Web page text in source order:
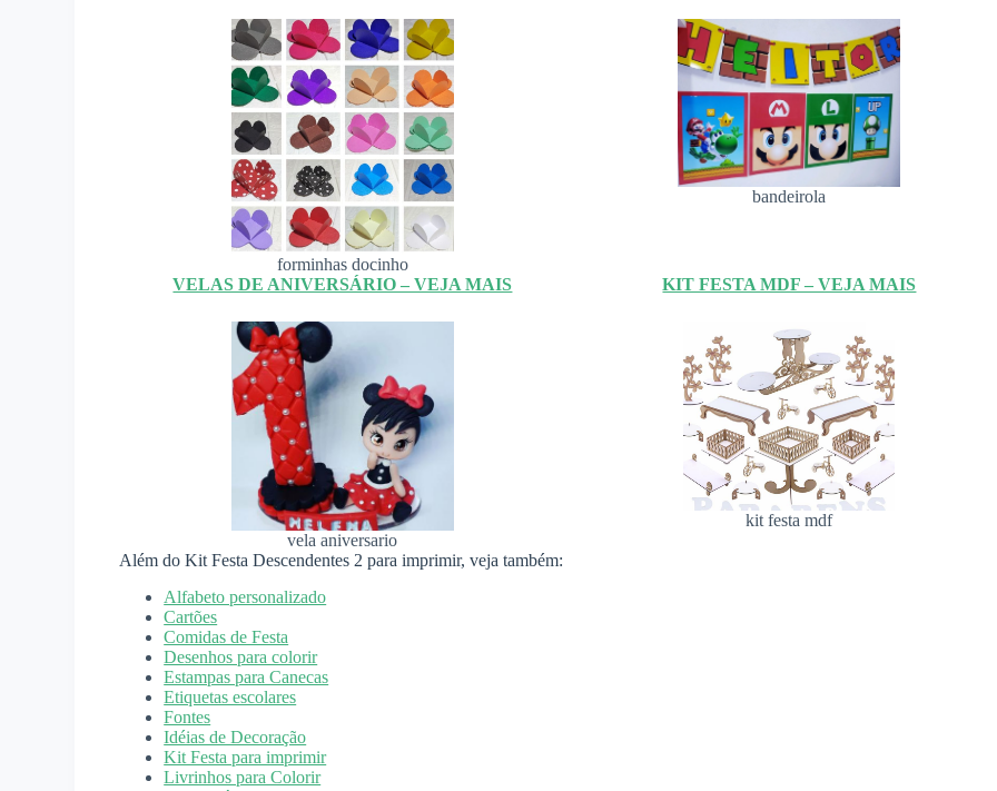
forminhas docinho
bandeirola
VELAS DE ANIVERSÁRIO – VEJA MAIS
vela aniversario
KIT FESTA MDF – VEJA MAIS
kit festa mdf
Além do Kit Festa Descendentes 2 para imprimir, veja também:
Alfabeto personalizado
Cartões
Comidas de Festa
Desenhos para colorir
Estampas para Canecas
Etiquetas escolares
Fontes
Idéias de Decoração
Kit Festa para imprimir
Livrinhos para Colorir